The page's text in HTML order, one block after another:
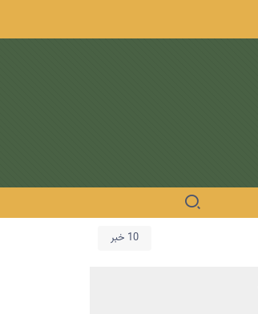
10 خبر